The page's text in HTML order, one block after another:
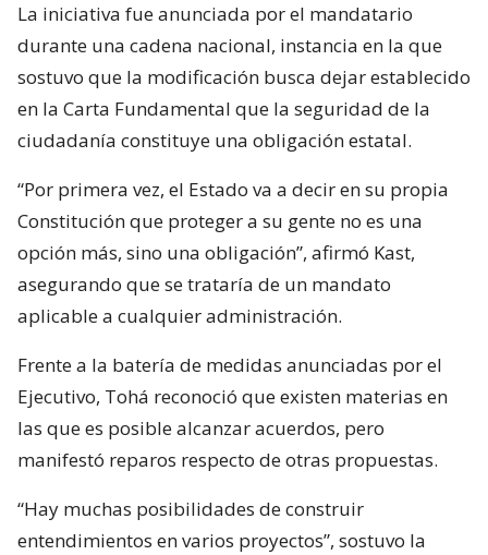
La iniciativa fue anunciada por el mandatario
durante una cadena nacional, instancia en la que
sostuvo que la modificación busca dejar establecido
en la Carta Fundamental que la seguridad de la
ciudadanía constituye una obligación estatal.
“Por primera vez, el Estado va a decir en su propia
Constitución que proteger a su gente no es una
opción más, sino una obligación”, afirmó Kast,
asegurando que se trataría de un mandato
aplicable a cualquier administración.
Frente a la batería de medidas anunciadas por el
Ejecutivo, Tohá reconoció que existen materias en
las que es posible alcanzar acuerdos, pero
manifestó reparos respecto de otras propuestas.
“Hay muchas posibilidades de construir
entendimientos en varios proyectos”, sostuvo la